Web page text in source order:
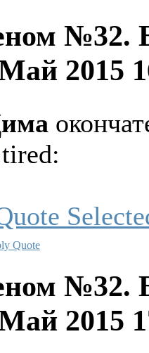
№32.
2015
Quote
№32.
2015